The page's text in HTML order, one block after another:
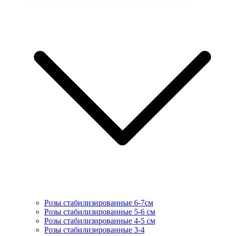
Розы стабилизированные 6-7см
Розы стабилизированные 5-6 см
Розы стабилизированные 4-5 см
Розы стабилизированные 3-4